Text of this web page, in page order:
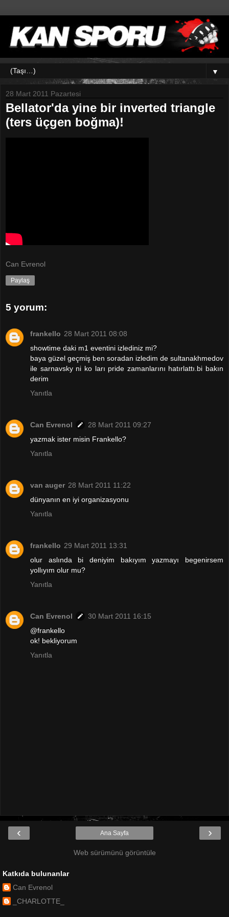
▼
28 Mart 2011 Pazartesi
Bellator'da yine bir inverted triangle
(ters üçgen boğma)!
Can Evrenol
Paylaş
5 yorum:
frankello 28 Mart 2011 08:08
showtime daki m1 eventini izlediniz mi?
baya güzel geçmiş ben soradan izledim de sultanakhmedov
ile sarnavsky ni ko ları pride zamanlarını hatırlattı.bi bakın
derim
Yanıtla
Can Evrenol
28 Mart 2011 09:27
yazmak ister misin Frankello?
Yanıtla
van auger 28 Mart 2011 11:22
dünyanın en iyi organizasyonu
Yanıtla
frankello 29 Mart 2011 13:31
olur aslında bi deniyim bakıyım yazmayı begenirsem
yollıyım olur mu?
Yanıtla
Can Evrenol
30 Mart 2011 16:15
@frankello
ok! bekliyorum
Yanıtla
‹ ›
Ana Sayfa
Web sürümünü görüntüle
Katkıda bulunanlar
Can Evrenol
_CHARLOTTE_